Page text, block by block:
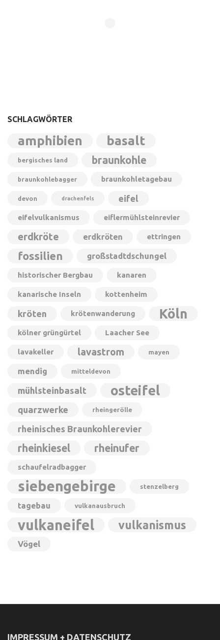
SCHLAGWÖRTER
amphibien basalt
bergisches land braunkohle
braunkohlebagger braunkohletagebau
devon drachenfels eifel
eifelvulkanismus eiflermühlsteinrevier
erdkröte erdkröten ettringen
fossilien großstadtdschungel
historischer Bergbau kanaren
kanarische Inseln kottenheim
kröten krötenwanderung Köln
kölner grüngürtel Laacher See
lavakeller lavastrom mayen
mendig mitteldevon
mühlsteinbasalt osteifel
quarzwerke rheingerölle
rheinisches Braunkohlerevier
rheinkiesel rheinufer
schaufelradbagger
siebengebirge stenzelberg
tagebau vulkanausbruch
vulkaneifel vulkanismus
Vögel
IMPRESSUM + DATENSCHUTZ